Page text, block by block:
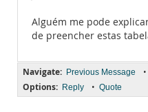
Alguém me pode
de preencher estas
Navigate: Previous Message •
Options: Reply • Quote